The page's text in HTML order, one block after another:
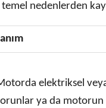
temel nedenlerden
elektriksel
ya da motorun